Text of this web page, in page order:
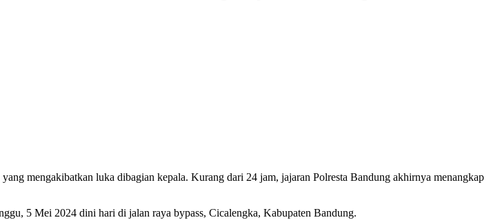
mengakibatkan luka dibagian kepala. Kurang dari 24 jam, jajaran Polresta Bandung akhirnya menangkap
5 Mei 2024 dini hari di jalan raya bypass, Cicalengka, Kabupaten Bandung.